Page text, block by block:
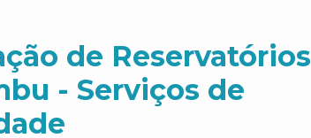
de Reservatórios
- Serviços de